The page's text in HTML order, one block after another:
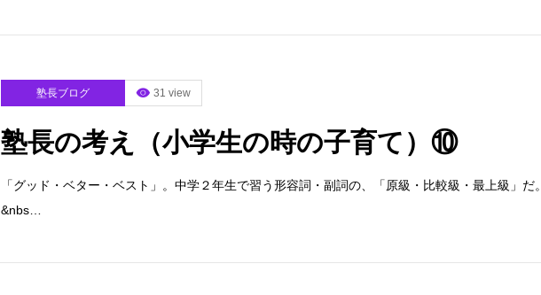
塾長ブログ 31 view
塾長の考え（小学生の時の子育て）⑩
「グッド・ベター・ベスト」。中学２年生で習う形容詞・副詞の、「原級・比較級・最上級」だ。
&nbs…